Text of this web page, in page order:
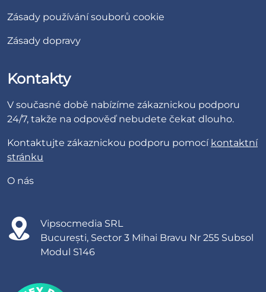
Zásady používání souborů cookie
Zásady dopravy
Kontakty
V současné době nabízíme zákaznickou podporu
24/7, takže na odpověď nebudete čekat dlouho.
Kontaktujte zákaznickou podporu pomocí kontaktní
stránku
O nás
Vipsocmedia SRL
București, Sector 3 Mihai Bravu Nr 255 Subsol
Modul S146